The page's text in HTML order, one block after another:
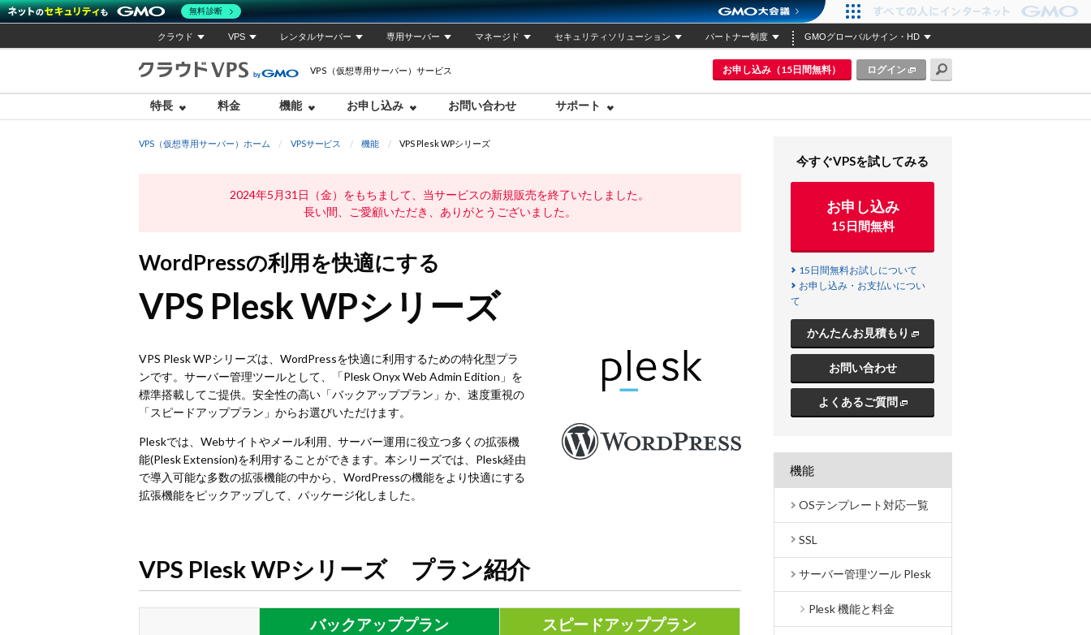
クラウド VPS レンタルサーバー 専用サーバー マネージド セキュリティソリューション パートナー制度 GMOグローバルサイン・HD
VPS（仮想専用サーバー）サービス お申し込み（15日間無料） ログイン
特長 料金 機能 お申し込み お問い合わせ サポート
VPS（仮想専用サーバー）ホーム VPSサービス 機能 VPS Plesk WPシリーズ
2024年5月31日（金）をもちまして、当サービスの新規販売を終了いたしました。
長い間、ご愛顧いただき、ありがとうございました。
WordPressの利用を快適にする
VPS Plesk WPシリーズ
VPS Plesk WPシリーズは、WordPressを快適に利用するための特化型プラ
ンです。サーバー管理ツールとして、「Plesk Onyx Web Admin Edition」を
標準搭載してご提供。安全性の高い「バックアッププラン」か、速度重視の
「スピードアッププラン」からお選びいただけます。
Pleskでは、Webサイトやメール利用、サーバー運用に役立つ多くの拡張機
能(Plesk Extension)を利用することができます。本シリーズでは、Plesk経由
で導入可能な多数の拡張機能の中から、WordPressの機能をより快適にする
拡張機能をピックアップして、パッケージ化しました。
VPS Plesk WPシリーズ プラン紹介
バックアッププラン
スピードアッププラン
今すぐVPSを試してみる
お申し込み
15日間無料
15日間無料お試しについて
お申し込み・お支払いについ
て
かんたんお見積もり
お問い合わせ
よくあるご質問
機能
OSテンプレート対応一覧
SSL
サーバー管理ツール Plesk
Plesk 機能と料金
無料診断